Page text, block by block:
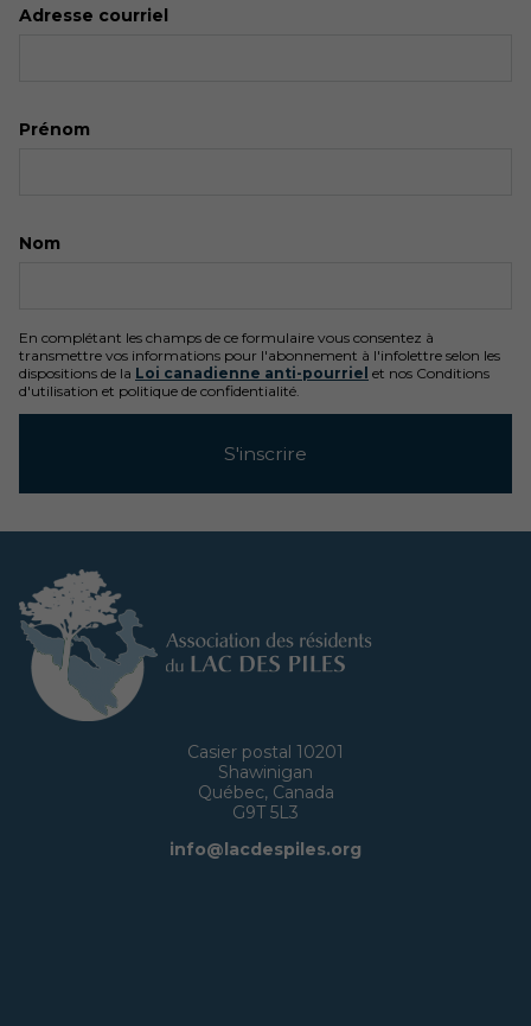
Adresse courriel
Prénom
Nom
En complétant les champs de ce formulaire vous consentez à
transmettre vos informations pour l'abonnement à l'infolettre selon les
dispositions de la Loi canadienne anti-pourriel et nos Conditions
d'utilisation et politique de confidentialité.
Casier postal 10201
Shawinigan
Québec, Canada
G9T 5L3
info@lacdespiles.org